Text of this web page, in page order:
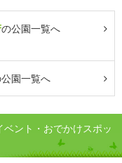
の公園一覧へ
園一覧へ
ント・おでかけスポッ